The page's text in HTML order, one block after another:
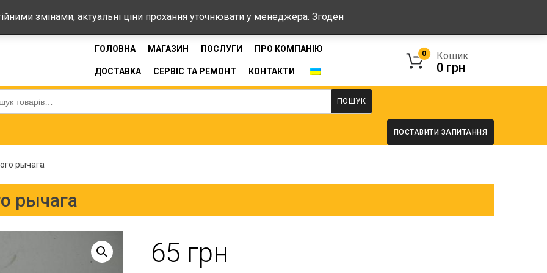
33 Графік: Пн-Пт: 08:00-17:00, Сб-Нд - вихідні
ГОЛОВНА МАГАЗИН ПОСЛУГИ ПРО КОМПАНІЮ
ДОСТАВКА СЕРВІС ТА РЕМОНТ КОНТАКТИ
Кошик
0
0 грн
ПОШУК
ПОСТАВИТИ ЗАПИТАННЯ
рычага
рычага
65 грн
змінами, актуальні ціни прохання уточнювати у менеджера. Згоден